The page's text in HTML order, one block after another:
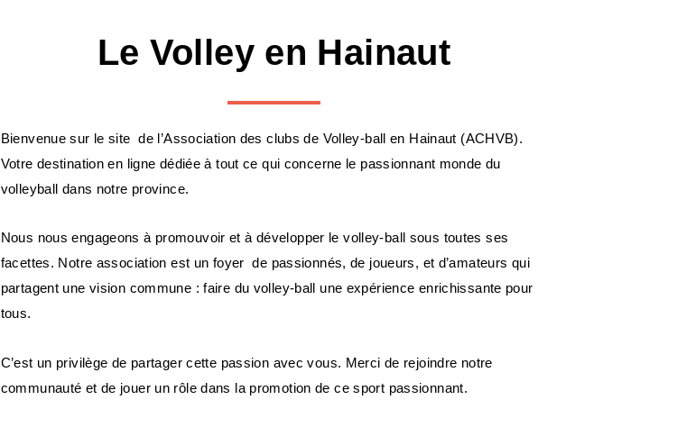
Le Volley en Hainaut
Bienvenue sur le site de l’Association des clubs de Volley-ball en Hainaut (ACHVB).
Votre destination en ligne dédiée à tout ce qui concerne le passionnant monde du
volleyball dans notre province.
Nous nous engageons à promouvoir et à développer le volley-ball sous toutes ses
facettes. Notre association est un foyer de passionnés, de joueurs, et d’amateurs qui
partagent une vision commune : faire du volley-ball une expérience enrichissante pour
tous.
C’est un privilège de partager cette passion avec vous. Merci de rejoindre notre
communauté et de jouer un rôle dans la promotion de ce sport passionnant.